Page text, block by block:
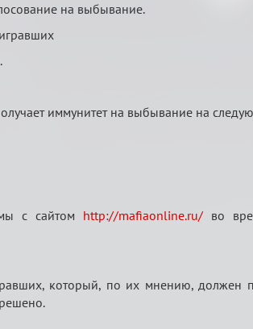
на выбывание.
иммунитет на выбывание на
с сайтом http://mafiaonline.ru/во
который, по их мнению, должен